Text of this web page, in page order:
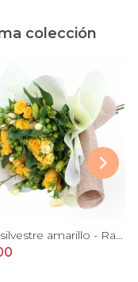
colección
Ramo silvestre amarillo - Ramo de flores circular con rosas amarillas, claveles, astromelias e hypericum verde